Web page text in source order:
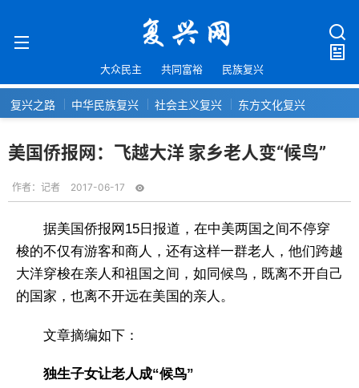
大众民主 共同富裕 民族复兴
复兴之路 中华民族复兴 社会主义复兴 东方文化复兴
美国侨报网：飞越大洋 家乡老人变“候鸟”
作者： 记者 2017-06-17
据美国侨报网15日报道，在中美两国之间不停穿
梭的不仅有游客和商人，还有这样一群老人，他们跨越
大洋穿梭在亲人和祖国之间，如同候鸟，既离不开自己
的国家，也离不开远在美国的亲人。
文章摘编如下：
独生子女让老人成“候鸟”